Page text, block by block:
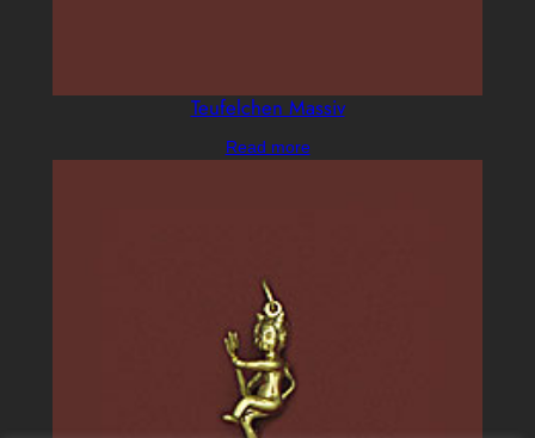
Teufelchen Massiv
Read more